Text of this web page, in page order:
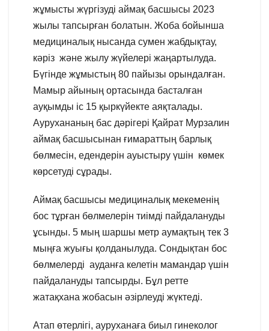
жұмысты жүргізуді аймақ басшысы 2023
жылы тапсырған болатын. Жоба бойынша
медициналық нысанда сумен жабдықтау,
кәріз және жылу жүйелері жаңартылуда.
Бүгінде жұмыстың 80 пайызы орындалған.
Мамыр айының ортасында басталған
ауқымды іс 15 қыркүйекте аяқталады.
Аурухананың бас дәрігері Қайрат Мурзалин
аймақ басшысынан ғимараттың барлық
бөлмесін, едендерін ауыстыру үшін көмек
көрсетуді сұрады.
Аймақ басшысы медициналық мекеменің
бос тұрған бөлмелерін тиімді пайдалануды
ұсынды. 5 мың шаршы метр аумақтың тек 3
мыңға жуығы қолданылуда. Сондықтан бос
бөлмелерді ауданға келетін мамандар үшін
пайдалануды тапсырды. Бұл ретте
жатақхана жобасын әзірлеуді жүктеді.
Атап өтерлігі, ауруханаға биыл гинеколог